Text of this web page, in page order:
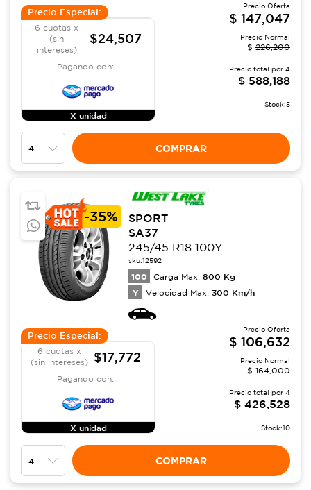
Precio Especial:
6 cuotas x
(sin
intereses)
$24,507
Pagando con:
X unidad
Precio Oferta
$ 147,047
Precio Normal
$ 226,200
Precio total por 4
$ 588,188
Stock:5
COMPRAR
-35%
SPORT
SA37
245/45 R18 100Y
sku:12592
100 Carga Max: 800 Kg
Y Velocidad Max: 300 Km/h
Precio Especial:
6 cuotas x
(sin intereses)
$17,772
Pagando con:
X unidad
Precio Oferta
$ 106,632
Precio Normal
$ 164,000
Precio total por 4
$ 426,528
Stock:10
COMPRAR